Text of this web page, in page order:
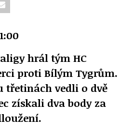
hrál tým HC
proti Bílým Tygrům.
třetinách vedli o dvě
získali dva body za